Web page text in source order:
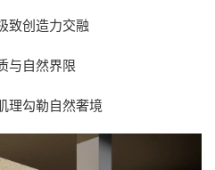
致创造力交融
与自然界限
理勾勒自然奢境